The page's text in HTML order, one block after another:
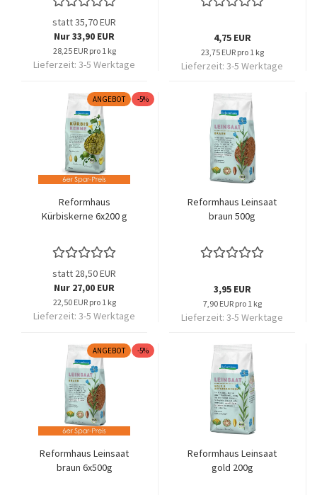
statt 35,70 EUR
Nur 33,90 EUR
28,25 EUR pro 1 kg
Lieferzeit: 3-5 Werktage
4,75 EUR
23,75 EUR pro 1 kg
Lieferzeit: 3-5 Werktage
ANGEBOT -5%
Reformhaus
Kürbiskerne 6x200 g
statt 28,50 EUR
Nur 27,00 EUR
22,50 EUR pro 1 kg
Lieferzeit: 3-5 Werktage
Reformhaus Leinsaat
braun 500g
3,95 EUR
7,90 EUR pro 1 kg
Lieferzeit: 3-5 Werktage
ANGEBOT -5%
Reformhaus Leinsaat
braun 6x500g
Reformhaus Leinsaat
gold 200g